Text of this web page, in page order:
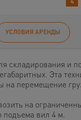
УСЛОВИЯ АРЕНДЫ
складирования и
Эта
на перемещение
на
вил 4 м.